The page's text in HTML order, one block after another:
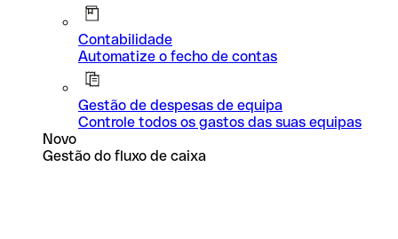
Contabilidade
Automatize o fecho de contas
Gestão de despesas de equipa
Controle todos os gastos das suas equipas
Novo
Gestão do fluxo de caixa